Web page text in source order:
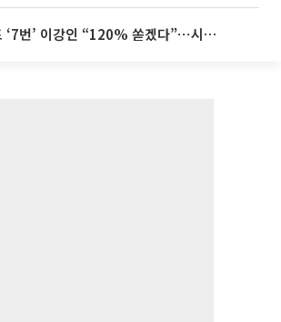
AT마드리드 ‘7번’ 이강인 “120% 쏟겠다”⋯시메오네 감독 “필요한 선수”